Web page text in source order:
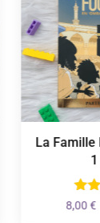
Tome
Plage